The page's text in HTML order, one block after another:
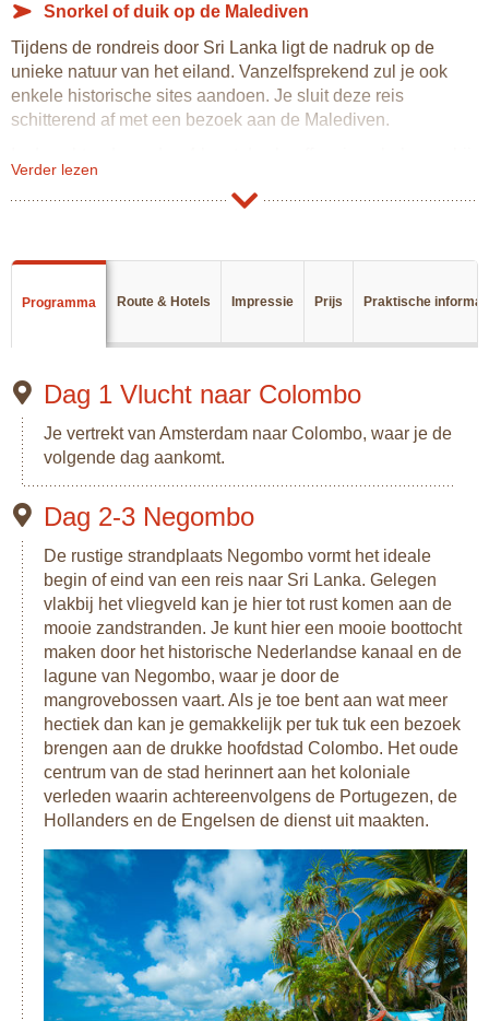
Snorkel of duik op de Malediven
Tijdens de rondreis door Sri Lanka ligt de nadruk op de
unieke natuur van het eiland. Vanzelfsprekend zul je ook
enkele historische sites aandoen. Je sluit deze reis
schitterend af met een bezoek aan de Malediven.
rijdt je de komende 12 dagen door Sri Lanka.
Je bezoekt de natuurparken Wilpattu, Minneriya, Horton
apen, wilde honden, vele vogelsoorten en als het meezit
het ruige Horton Plains tot het regenwoud van Sinharaja.
Verder bezoek je onderweg de tempels van de Culturele
Je vliegt naar Malé en reist per speedboot naar een resort
op één van de eilanden van de Malediven. Hier ga je
genieten van zon, zee, een hagelwit strand en de zeer
bijzondere en kleurrijke onderwaterwereld.
Verder lezen
Programma Route & Hotels Impressie Prijs Praktische
Dag 1 Vlucht naar Colombo
Je vertrekt van Amsterdam naar Colombo, waar je de
volgende dag aankomt.
Dag 2-3 Negombo
De rustige strandplaats Negombo vormt het ideale
begin of eind van een reis naar Sri Lanka. Gelegen
vlakbij het vliegveld kan je hier tot rust komen aan de
mooie zandstranden. Je kunt hier een mooie boottocht
maken door het historische Nederlandse kanaal en de
lagune van Negombo, waar je door de
mangrovebossen vaart. Als je toe bent aan wat meer
hectiek dan kan je gemakkelijk per tuk tuk een bezoek
brengen aan de drukke hoofdstad Colombo. Het oude
centrum van de stad herinnert aan het koloniale
verleden waarin achtereenvolgens de Portugezen, de
Hollanders en de Engelsen de dienst uit maakten.